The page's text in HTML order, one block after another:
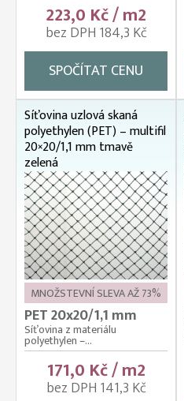
223,0 Kč / m2
bez DPH 184,3 Kč
SPOČÍTAT CENU
Síťovina uzlová skaná
polyethylen (PET) – multifil
20×20/1,1 mm tmavě
zelená
MNOŽSTEVNÍ SLEVA AŽ 73%
PET 20x20/1,1 mm
Síťovina z materiálu
polyethylen –...
171,0 Kč / m2
bez DPH 141,3 Kč